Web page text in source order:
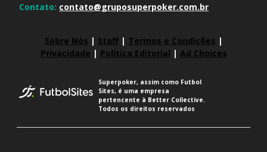
Contato: contato@gruposuperpoker.com.br
Sobre Nós | Staff| Termos e Condições |
Privacidade | Política Editorial | Ad Choices
Superpoker, assim como Futbol
Sites, é uma empresa
pertencente à Better Collective.
Todos os direitos reservados